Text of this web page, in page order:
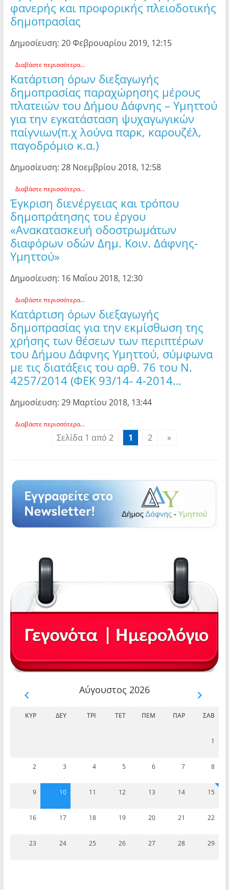
φανερής και προφορικής πλειοδοτικής
δημοπρασίας
Δημοσίευση: 20 Φεβρουαρίου 2019, 12:15
Διαβάστε περισσότερα...
Κατάρτιση όρων διεξαγωγής
δημοπρασίας παραχώρησης μέρους
πλατειών του Δήμου Δάφνης – Υμηττού
για την εγκατάσταση ψυχαγωγικών
παίγνιων(π.χ λούνα παρκ, καρουζέλ,
παγοδρόμιο κ.α.)
Δημοσίευση: 28 Νοεμβρίου 2018, 12:58
Διαβάστε περισσότερα...
Έγκριση διενέργειας και τρόπου
δημοπράτησης του έργου
«Ανακατασκευή οδοστρωμάτων
διαφόρων οδών Δημ. Κοιν. Δάφνης-
Υμηττού»
Δημοσίευση: 16 Μαΐου 2018, 12:30
Διαβάστε περισσότερα...
Κατάρτιση όρων διεξαγωγής
δημοπρασίας για την εκμίσθωση της
χρήσης των θέσεων των περιπτέρων
του Δήμου Δάφνης Υμηττού, σύμφωνα
με τις διατάξεις του αρθ. 76 του Ν.
4257/2014 (ΦΕΚ 93/14- 4-2014…
Δημοσίευση: 29 Μαρτίου 2018, 13:44
Διαβάστε περισσότερα...
Σελίδα 1 από 2 1 2 »
Αύγουστος 2026
ΚΥΡ ΔΕΥ ΤΡΊ ΤΕΤ ΠΈΜ ΠΑΡ ΣΆΒ
1
2 3 4 5 6 7 8
9 10 11 12 13 14 15
16 17 18 19 20 21 22
23 24 25 26 27 28 29